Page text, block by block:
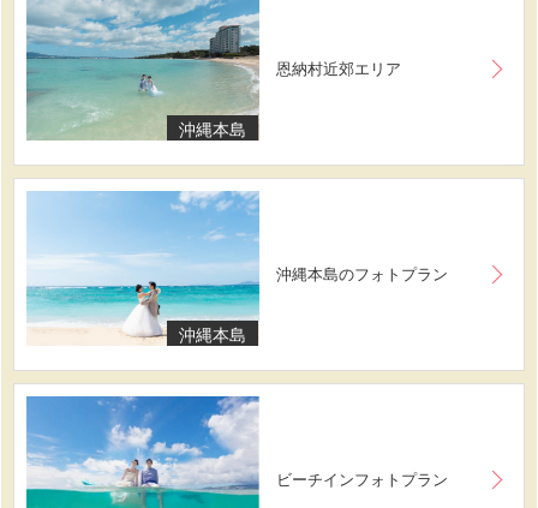
沖縄本島
恩納村近郊エリア
沖縄本島
沖縄本島のフォトプラン
ビーチインフォトプラン